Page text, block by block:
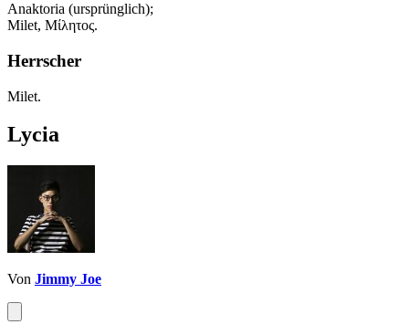
Anaktoria (ursprünglich);
Milet, Μίλητος.
Herrscher
Milet.
Lycia
Von Jimmy Joe